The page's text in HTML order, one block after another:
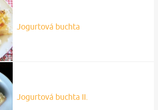
Jogurtová buchta
Jogurtová buchta II.